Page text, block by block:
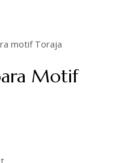
motif Toraja
Motif